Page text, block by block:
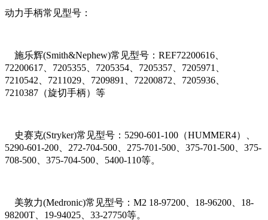
动力手柄常见型号：
施乐辉(Smith&Nephew)常见型号：REF72200616、
72200617、7205355、7205354、7205357、7205971、
7210542、7211029、7209891、72200872、7205936、
7210387（旋切手柄）等
史赛克(Stryker)常见型号：5290-601-100（HUMMER4）、
5290-601-200、272-704-500、275-701-500、375-701-500、375-
708-500、375-704-500、5400-110等。
美敦力(Medronic)常见型号：M2 18-97200、18-96200、18-
98200T、19-94025、33-27750等。